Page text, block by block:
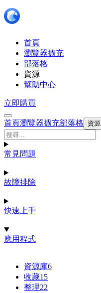
首頁
瀏覽器擴充
部落格
資源
幫助中心
立即購買
首頁瀏覽器擴充部落格 資源
常見問題
故障排除
快速上手
應用程式
資源庫6
收藏15
整理22